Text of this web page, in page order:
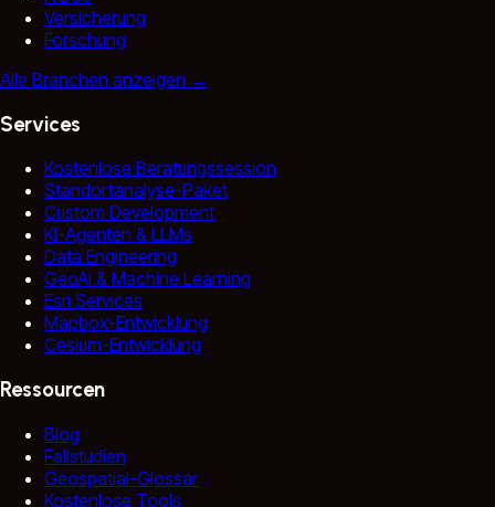
Versicherung
Forschung
Alle Branchen anzeigen →
Services
Kostenlose Beratungssession
Standortanalyse-Paket
Custom Development
KI-Agenten & LLMs
Data Engineering
GeoAI & Machine Learning
Esri Services
Mapbox-Entwicklung
Cesium-Entwicklung
Ressourcen
Blog
Fallstudien
Geospatial-Glossar
Kostenlose Tools